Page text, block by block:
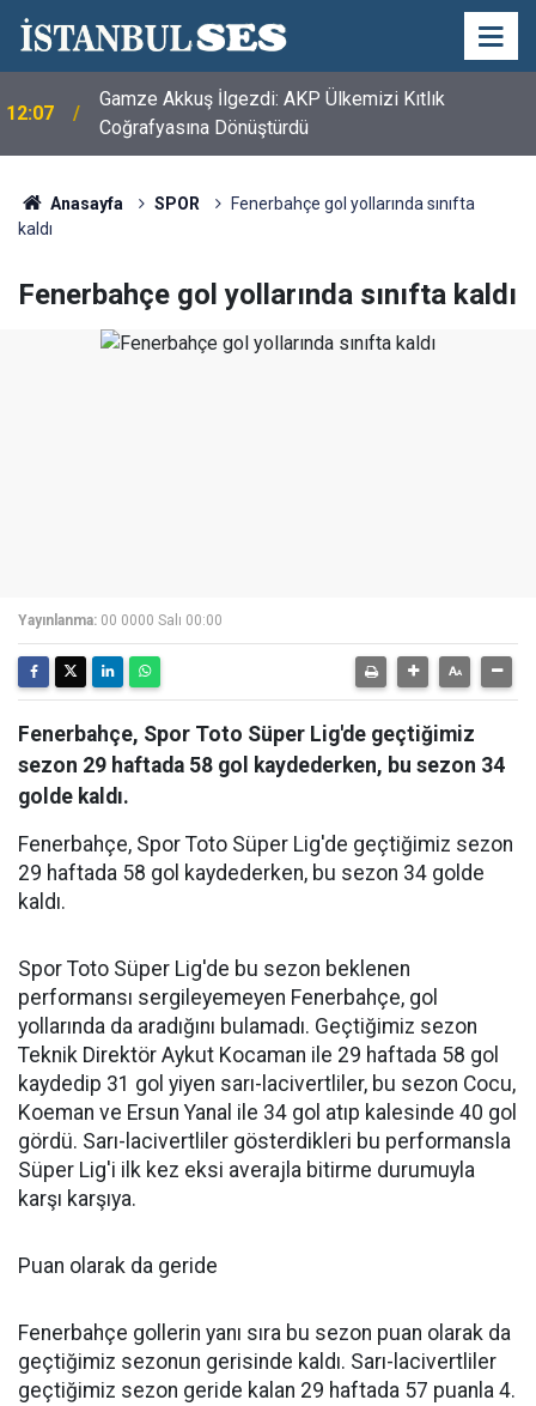
12:07
Gamze Akkuş İlgezdi: AKP Ülkemizi Kıtlık
Coğrafyasına Dönüştürdü
Anasayfa SPOR
Fenerbahçe gol yollarında sınıfta
kaldı
Fenerbahçe gol yollarında sınıfta kaldı
Yayınlanma: 00 0000 Salı 00:00
Fenerbahçe, Spor Toto Süper Lig'de geçtiğimiz
sezon 29 haftada 58 gol kaydederken, bu sezon 34
golde kaldı.
Fenerbahçe, Spor Toto Süper Lig'de geçtiğimiz sezon
29 haftada 58 gol kaydederken, bu sezon 34 golde
kaldı.
Spor Toto Süper Lig'de bu sezon beklenen
performansı sergileyemeyen Fenerbahçe, gol
yollarında da aradığını bulamadı. Geçtiğimiz sezon
Teknik Direktör Aykut Kocaman ile 29 haftada 58 gol
kaydedip 31 gol yiyen sarı-lacivertliler, bu sezon Cocu,
Koeman ve Ersun Yanal ile 34 gol atıp kalesinde 40 gol
gördü. Sarı-lacivertliler gösterdikleri bu performansla
Süper Lig'i ilk kez eksi averajla bitirme durumuyla
karşı karşıya.
Puan olarak da geride
Fenerbahçe gollerin yanı sıra bu sezon puan olarak da
geçtiğimiz sezonun gerisinde kaldı. Sarı-lacivertliler
geçtiğimiz sezon geride kalan 29 haftada 57 puanla 4.